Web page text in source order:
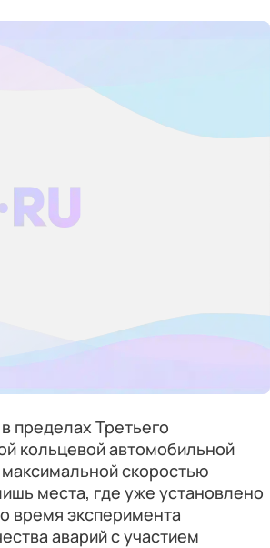
пределах Третьего
кольцевой автомобильной
скоростью
места, где уже установлено
время эксперимента
аварий с участием